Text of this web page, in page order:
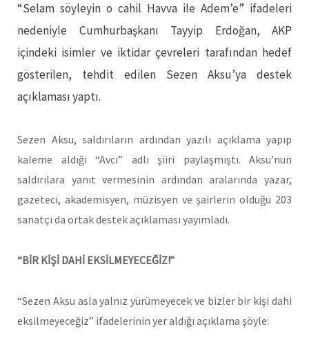
“Selam söyleyin o cahil Havva ile Adem’e” ifadeleri
nedeniyle Cumhurbaşkanı Tayyip Erdoğan, AKP
içindeki isimler ve iktidar çevreleri tarafından hedef
gösterilen, tehdit edilen Sezen Aksu’ya destek
açıklaması yaptı.
Sezen Aksu, saldırıların ardından yazılı açıklama yapıp
kaleme aldığı “Avcı” adlı şiiri paylaşmıştı. Aksu’nun
saldırılara yanıt vermesinin ardından aralarında yazar,
gazeteci, akademisyen, müzisyen ve şairlerin olduğu 203
sanatçı da ortak destek açıklaması yayımladı.
“BİR KİŞİ DAHİ EKSİLMEYECEĞİZ!”
“Sezen Aksu asla yalnız yürümeyecek ve bizler bir kişi dahi
eksilmeyeceğiz” ifadelerinin yer aldığı açıklama şöyle: